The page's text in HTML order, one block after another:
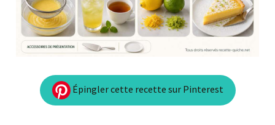
Épingler cette recette sur Pinterest